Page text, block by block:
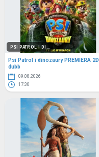
PSI PATROL I DI...
Psi Patrol i dinozaury PREMIERA 2D
dubb
09.08.2026
17:30